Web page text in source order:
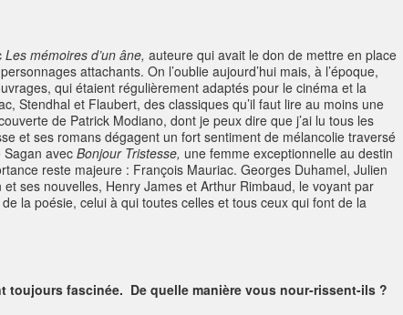
Les mémoires d’un âne, auteure qui avait le don de mettre en place
attachants. On l’oublie aujourd’hui mais, à l’époque,
qui étaient régulièrement adaptés pour le cinéma et la
Stendhal et Flaubert, des classiques qu’il faut lire au moins une
de Patrick Modiano, dont je peux dire que j’ai lu tous les
et ses romans dégagent un fort sentiment de mélancolie traversé
Sagan avec Bonjour Tristesse, une femme exceptionnelle au destin
reste majeure : François Mauriac. Georges Duhamel, Julien
ses nouvelles, Henry James et Arthur Rimbaud, le voyant par
la poésie, celui à qui toutes celles et tous ceux qui font de la
toujours fascinée. De quelle manière vous nour-rissent-ils ?